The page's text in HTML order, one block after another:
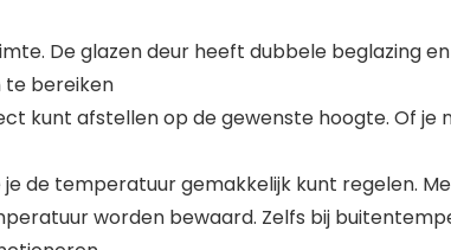
De glazen deur heeft dubbele beglazing
te bereiken
kunt afstellen op de gewenste hoogte. Of je
de temperatuur gemakkelijk kunt regelen.
worden bewaard. Zelfs bij